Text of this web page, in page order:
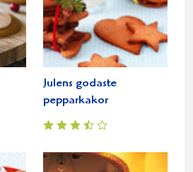
Julens godaste
pepparkakor